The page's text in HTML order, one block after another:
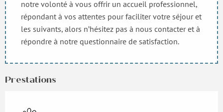
notre volonté à vous offrir un accueil professionnel,
répondant à vos attentes pour faciliter votre séjour et
les suivants, alors n’hésitez pas à nous contacter et à
répondre à notre questionnaire de satisfaction.
Prestations